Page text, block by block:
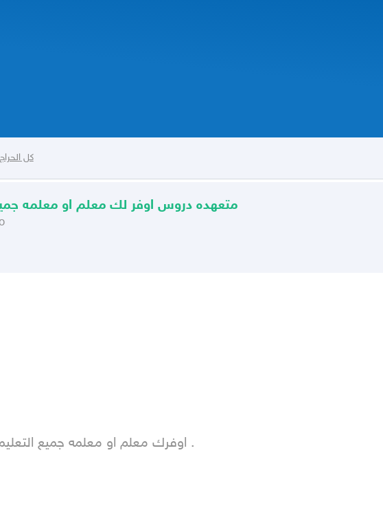
كل الحراج
متعهده دروس اوفر لك معلم او معلمه
اوفرك معلم او معلمه جميع التعليميه ونفس الحي الي انت فيه .